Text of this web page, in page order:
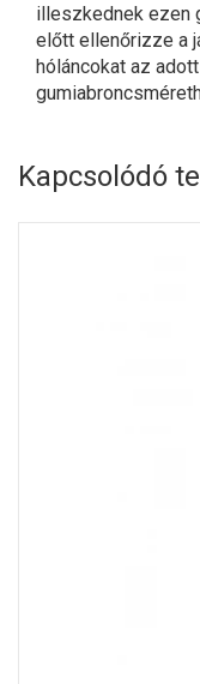
illeszkednek ezen
előtt ellenőrizze a
hóláncokat az
Kapcsolódó